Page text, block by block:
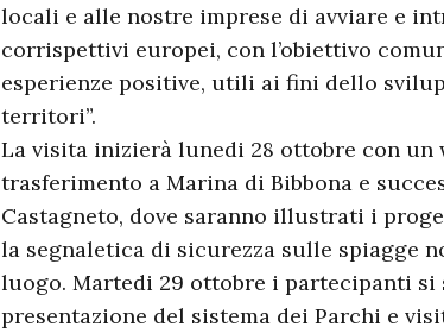
locali e alle nostre imprese di avviare e
corrispettivi europei, con l’obiettivo
esperienze positive, utili ai fini dello
territori”.
La visita inizierà lunedi 28 ottobre con un
trasferimento a Marina di Bibbona e
Castagneto, dove saranno illustrati i
la segnaletica di sicurezza sulle spiagge
luogo. Martedi 29 ottobre i partecipanti
presentazione del sistema dei Parchi e